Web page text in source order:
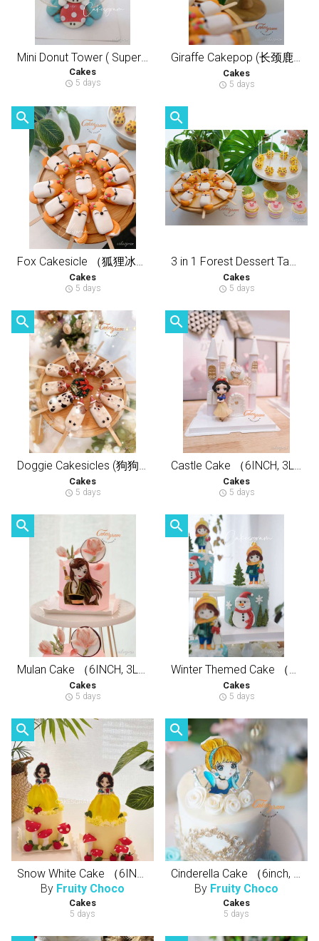
Mini Donut Tower ( Super Mario) (12-13 pcs)
Cakes
schedule 5 days
Giraffe Cakepop (长颈鹿棒棒蛋糕 Min Order 10pcs
Cakes
schedule 5 days
search
Fox Cakesicle （狐狸冰棒蛋糕）Min Order 10pcs
Cakes
schedule 5 days
search
3 in 1 Forest Dessert Table (森林主题甜品台小蛋糕）
Cakes
schedule 5 days
search
Doggie Cakesicles (狗狗冰棒蛋糕) Min Order 10pcs
Cakes
schedule 5 days
search
Castle Cake （6INCH, 3LAYERS CAKE）城堡蛋糕（半翻糖天然奶油蛋糕）
Cakes
schedule 5 days
search
Mulan Cake （6INCH, 3LAYERS CAKE）花木兰糖牌蛋糕（半翻糖天然健康动物性奶油蛋糕）
Cakes
schedule 5 days
search
Winter Themed Cake （6INCH, 3LAYERS CAKE）冬天小女孩糖牌蛋糕（半翻糖天然健康动物性奶油蛋糕）
Cakes
schedule 5 days
search
Snow White Cake （6INCH, 3LAYERS CAKE）白雪公主糖牌蛋糕（半翻糖天然健康动物性奶油蛋糕）
By Fruity Choco
Cakes
5 days
search
Cinderella Cake （6inch, 3Layers Cake）仙德瑞拉糖牌蛋糕（半翻糖天然健康动物性奶油蛋糕）
By Fruity Choco
Cakes
5 days